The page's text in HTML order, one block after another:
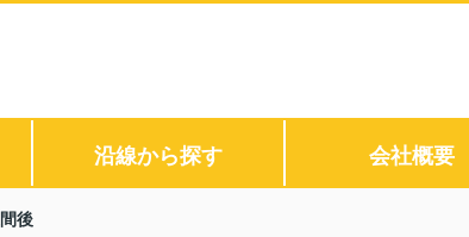
沿線から探す 会社概要
後